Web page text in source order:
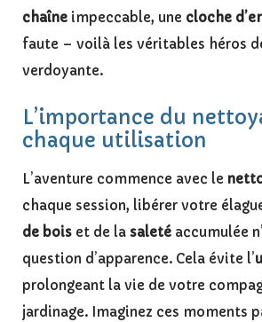
chaîne impeccable, une cloche
faute – voilà les véritables héros
verdoyante.
L’importance du
chaque utilisation
L’aventure commence avec le
chaque session, libérer votre
de bois et de la saleté accumulée
question d’apparence. Cela évite l’
prolongeant la vie de votre
jardinage. Imaginez ces moments